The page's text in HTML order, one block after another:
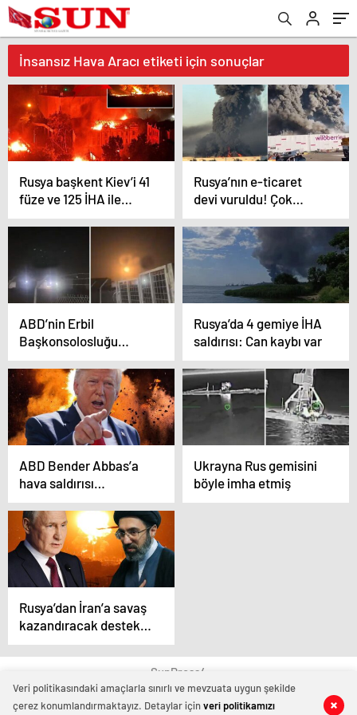
İnsansız Hava Aracı etiketi için sonuçlar
Rusya başkent Kiev’i 41
füze ve 125 İHA ile
vurdu
Rusya’nın e-ticaret
devi vuruldu! Çok
sayıda ölü var, büyük
yangın çıktı
ABD’nin Erbil
Başkonsolosluğu
yakınlarında 6 İHA
düşürüldü
Rusya’da 4 gemiye İHA
saldırısı: Can kaybı var
ABD Bender Abbas’a
hava saldırısı
düzenledi, İran’dan jet
misilleme geldi
Ukrayna Rus gemisini
böyle imha etmiş
Rusya’dan İran’a savaş
kazandıracak destek!
İHA taktikleri vermişler
SunPress4
Veri politikasındaki amaçlarla sınırlı ve mevzuata uygun şekilde
çerez konumlandırmaktayız. Detaylar içinveri politikamızı